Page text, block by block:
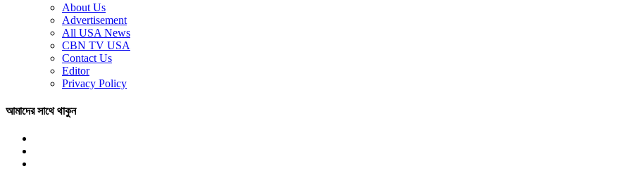
About Us
Advertisement
All USA News
CBN TV USA
Contact Us
Editor
Privacy Policy
আমাদের সাথে থাকুন